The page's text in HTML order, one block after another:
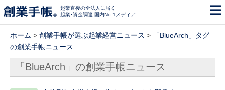
起業直後の全法人に届く
起業･資金調達 国内No.1メディア
ホーム > 創業手帳が選ぶ起業経営ニュース >
「BlueArch」タグ
の創業手帳ニュース
「BlueArch」の創業手帳ニュース